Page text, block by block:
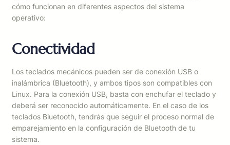
cómo funcionan en diferentes aspectos del sistema
operativo:
Conectividad
Los teclados mecánicos pueden ser de conexión USB o
inalámbrica (Bluetooth), y ambos tipos son compatibles con
Linux. Para la conexión USB, basta con enchufar el teclado y
deberá ser reconocido automáticamente. En el caso de los
teclados Bluetooth, tendrás que seguir el proceso normal de
emparejamiento en la configuración de Bluetooth de tu
sistema.